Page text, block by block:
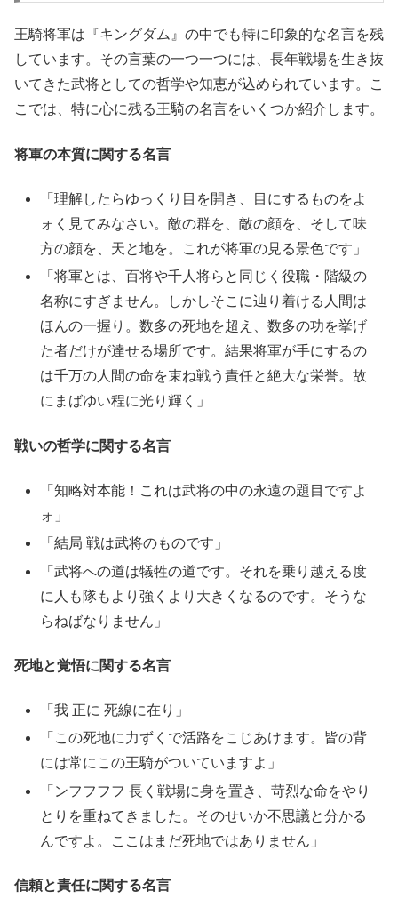
王騎将軍は『キングダム』の中でも特に印象的な名言を残
しています。その言葉の一つ一つには、長年戦場を生き抜
いてきた武将としての哲学や知恵が込められています。こ
こでは、特に心に残る王騎の名言をいくつか紹介します。
将軍の本質に関する名言
「理解したらゆっくり目を開き、目にするものをよ
ォく見てみなさい。敵の群を、敵の顔を、そして味
方の顔を、天と地を。これが将軍の見る景色です」
「将軍とは、百将や千人将らと同じく役職・階級の
名称にすぎません。しかしそこに辿り着ける人間は
ほんの一握り。数多の死地を超え、数多の功を挙げ
た者だけが達せる場所です。結果将軍が手にするの
は千万の人間の命を束ね戦う責任と絶大な栄誉。故
にまばゆい程に光り輝く」
戦いの哲学に関する名言
「知略対本能！これは武将の中の永遠の題目ですよ
ォ」
「結局 戦は武将のものです」
「武将への道は犠牲の道です。それを乗り越える度
に人も隊もより強くより大きくなるのです。そうな
らねばなりません」
死地と覚悟に関する名言
「我 正に 死線に在り」
「この死地に力ずくで活路をこじあけます。皆の背
には常にこの王騎がついていますよ」
「ンフフフフ 長く戦場に身を置き、苛烈な命をやり
とりを重ねてきました。そのせいか不思議と分かる
んですよ。ここはまだ死地ではありません」
信頼と責任に関する名言